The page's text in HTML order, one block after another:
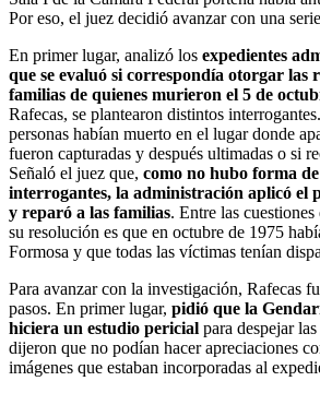
Por eso, el juez decidió avanzar con una
En primer lugar, analizó los expedientes
que se evaluó si correspondía otorgar las
familias de quienes murieron el 5 de
Rafecas, se plantearon distintos
personas habían muerto en el lugar donde
fueron capturadas y después ultimadas o si
Señaló el juez que, como no hubo forma
interrogantes, la administración aplicó el
y reparó a las familias. Entre las
su resolución es que en octubre de 1975
Formosa y que todas las víctimas tenían
Para avanzar con la investigación, Rafecas
pasos. En primer lugar, pidió que la
hiciera un estudio pericial para despejar
dijeron que no podían hacer apreciaciones
imágenes que estaban incorporadas al